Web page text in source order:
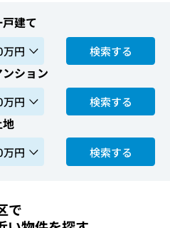
建て
検索する
ション
検索する
地
検索する
で